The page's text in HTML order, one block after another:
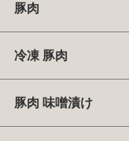
豚肉
冷凍 豚肉
豚肉 味噌漬け